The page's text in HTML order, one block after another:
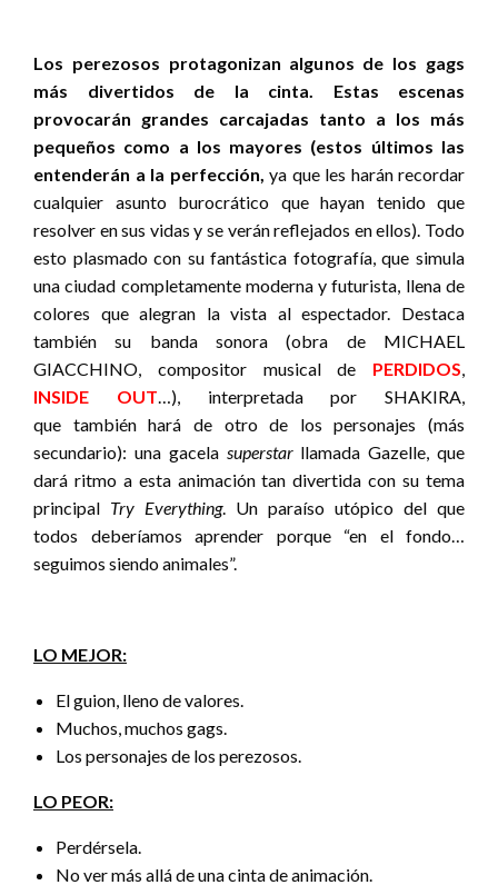
Los perezosos protagonizan algunos de los gags
más divertidos de la cinta. Estas escenas
provocarán grandes carcajadas tanto a los más
pequeños como a los mayores (estos últimos las
entenderán a la perfección, ya que les harán recordar
cualquier asunto burocrático que hayan tenido que
resolver en sus vidas y se verán reflejados en ellos). Todo
esto plasmado con su fantástica fotografía, que simula
una ciudad completamente moderna y futurista, llena de
colores que alegran la vista al espectador. Destaca
también su banda sonora (obra de MICHAEL
GIACCHINO, compositor musical de PERDIDOS,
INSIDE OUT…), interpretada por SHAKIRA,
que también hará de otro de los personajes (más
secundario): una gacela superstarllamada Gazelle, que
dará ritmo a esta animación tan divertida con su tema
principal Try Everything. Un paraíso utópico del que
todos deberíamos aprender porque “en el fondo…
seguimos siendo animales”.
LO MEJOR:
El guion, lleno de valores.
Muchos, muchos gags.
Los personajes de los perezosos.
LO PEOR:
Perdérsela.
No ver más allá de una cinta de animación.